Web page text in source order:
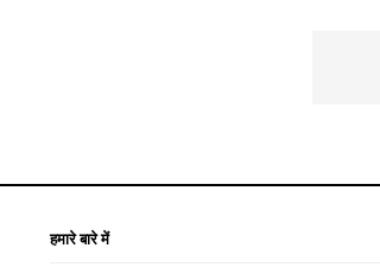
हमारे बारे में